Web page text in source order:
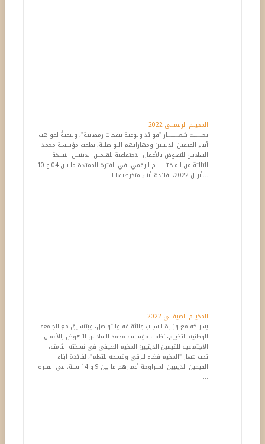
المخيــم الرقمـــي 2022
تحـــــــت شعــــــــــار "فوائد وتوعية بنفحات رمضانية"، وتنميةً لمواهب
أبناء القيمين الدينيين ومهاراتهم التواصلية، نظمت مؤسسة محمد
السادس للنهوض بالأعمال الاجتماعية للقيمين الدينيين النسخة
الثالثة من المـخـيّـــــــــم الرقمي، في الفترة الممتدة ما بين 04 و 10
أبريل 2022، لفائدة أبناء منخرطيها ا...
المخيــم الصيفـــي 2022
بشراكة مع وزارة الشباب والثقافة والتواصل، وبتنسيق مع الجامعة
الوطنية للتخييم، نظمت مؤسسة محمد السادس للنهوض بالأعمال
الاجتماعية للقيمين الدينيين المخيم الصيفي في نسخته الثامنة،
تحت شعار "المخيم فضاء للرقي وفسحة للتعلم"، لفائدة أبناء
القيمين الدينيين المتراوحة أعمارهم ما بين 9 و 14 سنة، في الفترة
ا...